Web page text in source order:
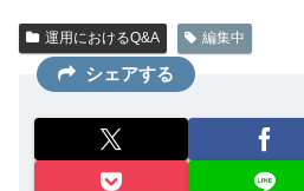
運用におけるQ&A 編集中
シェアする